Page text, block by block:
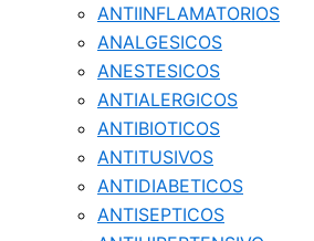
ANTIINFLAMATORIOS
ANALGESICOS
ANESTESICOS
ANTIALERGICOS
ANTIBIOTICOS
ANTITUSIVOS
ANTIDIABETICOS
ANTISEPTICOS